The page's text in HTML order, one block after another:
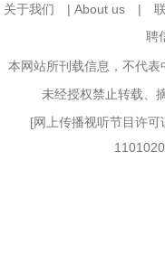
关于我们 | About us |
聘
本网站所刊载信息，不代
未经授权禁止转载、
[网上传播视听节目许